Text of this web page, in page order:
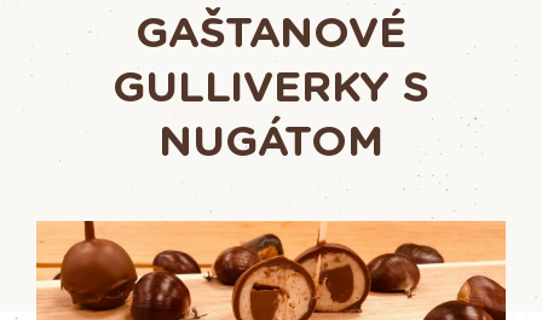
GAŠTANOVÉ
GULLIVERKY S
NUGÁTOM